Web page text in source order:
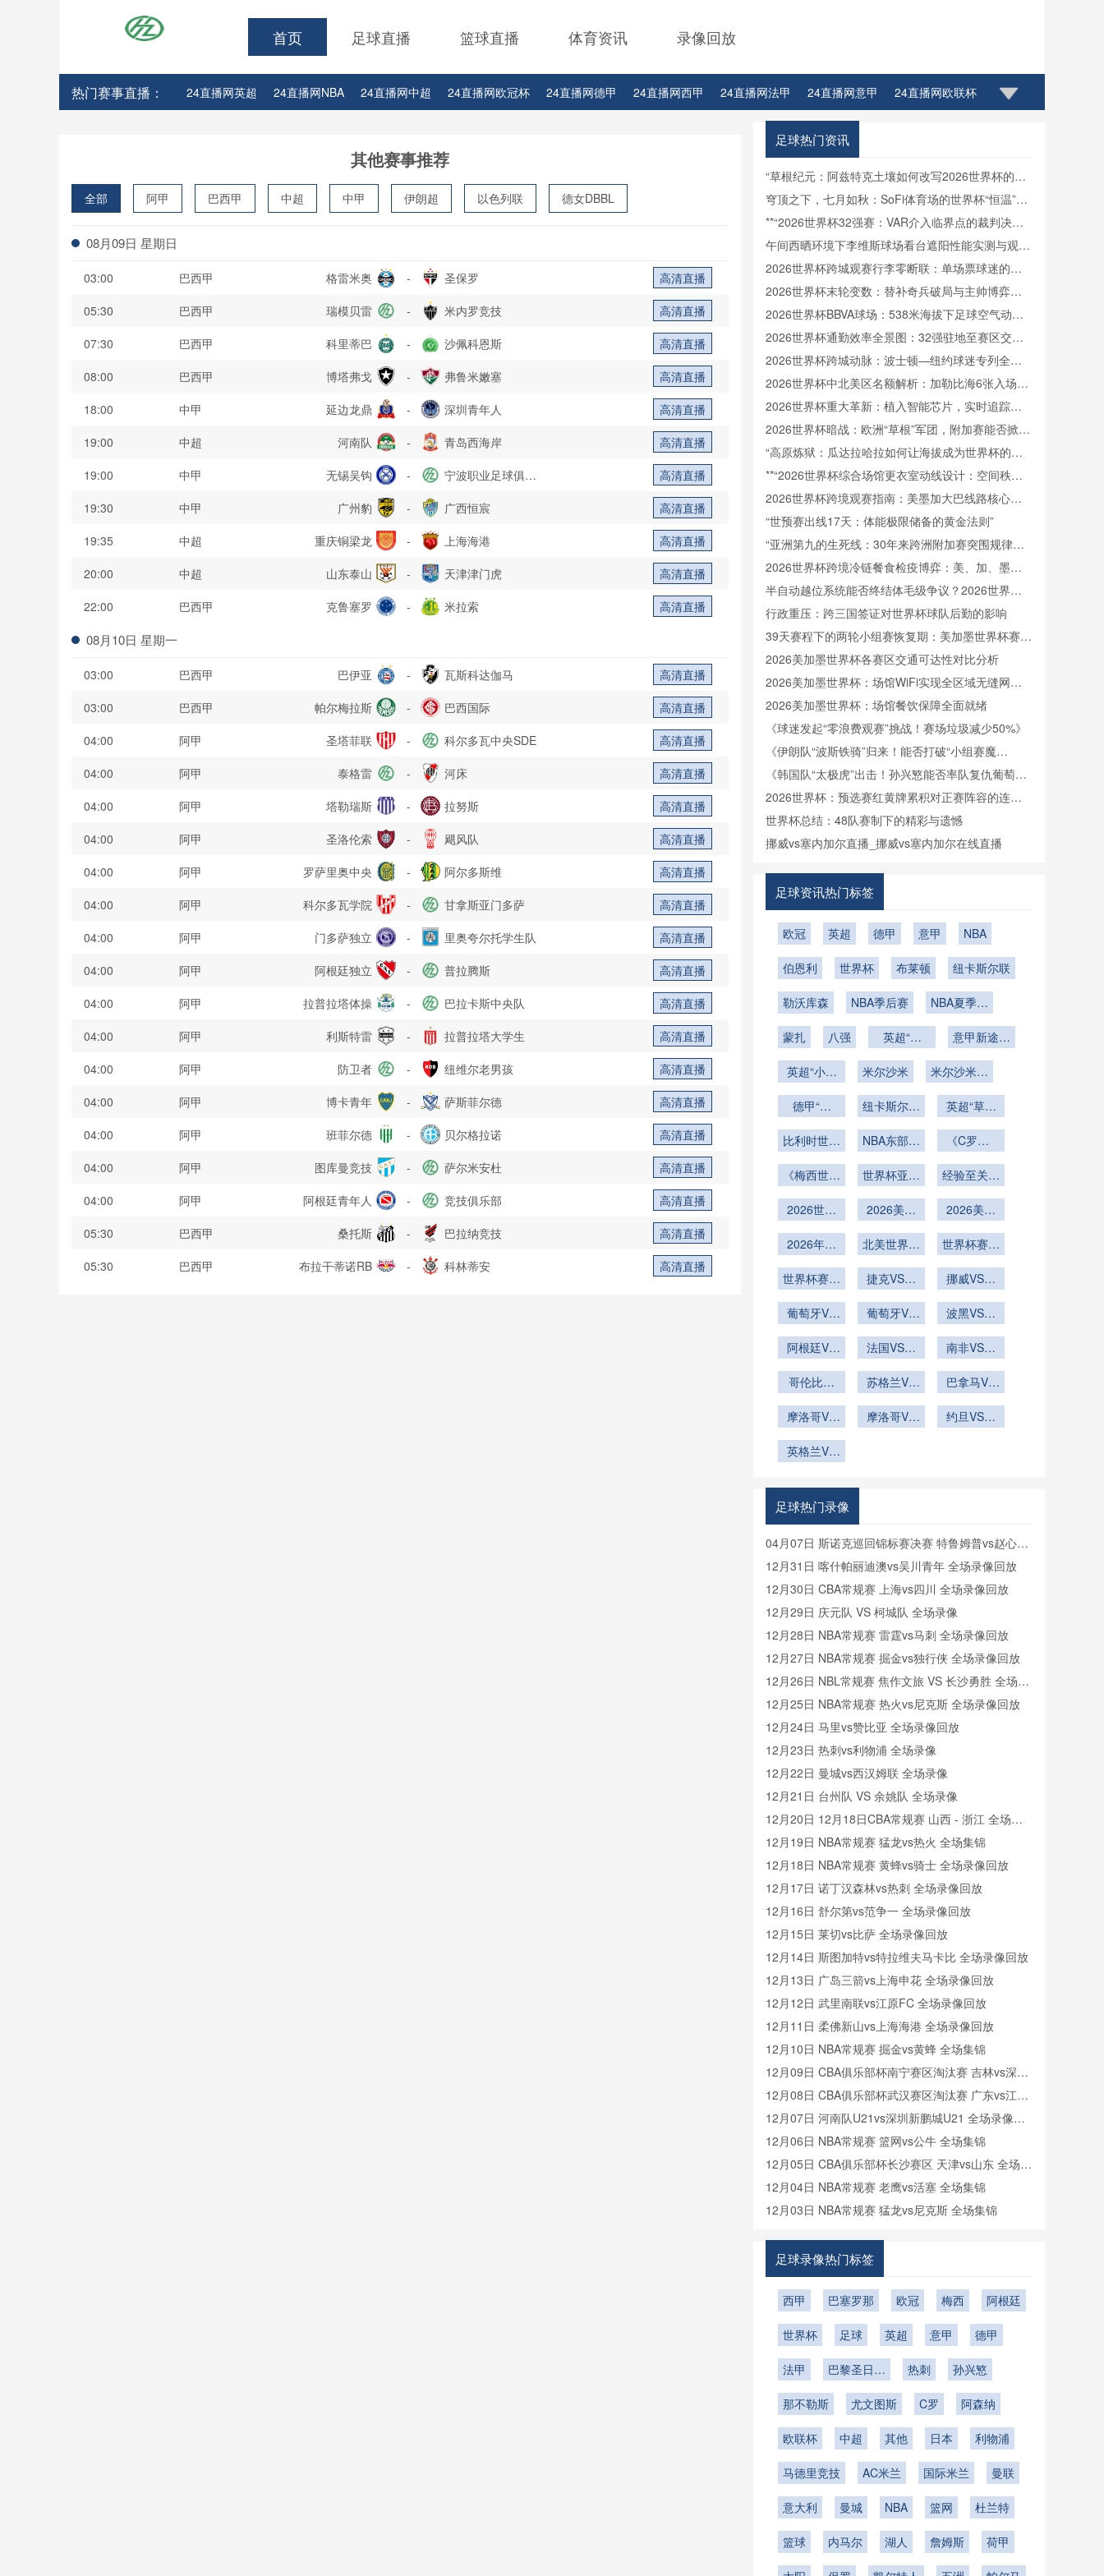
首页 足球直播 篮球直播 体育资讯 录像回放
热门赛事直播： 24直播网英超 24直播网NBA 24直播网中超 24直播网欧冠杯 24直播网德甲 24直播网西甲 24直播网法甲 24直播网意甲 24直播网欧联杯
其他赛事推荐
全部 阿甲 巴西甲 中超 中甲 伊朗超 以色列联 德女DBBL
波黑联
08月09日 星期日
03:00 巴西甲 格雷米奥 - 圣保罗
高清直播
05:30
巴西甲 瑞模贝雷 - 米内罗竞技
高清直播
07:30
巴西甲 科里蒂巴 - 沙佩科恩斯
高清直播
08:00
巴西甲 博塔弗戈 - 弗鲁米嫩塞
高清直播
18:00
中甲 延边龙鼎 - 深圳青年人
高清直播
19:00
中超 河南队 - 青岛西海岸
高清直播
19:00
中甲 无锡吴钩 -
宁波职业足球俱乐
部
高清直播
19:30
中甲 广州豹 - 广西恒宸
高清直播
19:35
中超 重庆铜梁龙 - 上海海港
高清直播
20:00
中超 山东泰山 - 天津津门虎
高清直播
22:00
巴西甲 克鲁塞罗 - 米拉索 高清直播
08月10日 星期一
03:00 巴西甲 巴伊亚 - 瓦斯科达伽马
高清直播
03:00
巴西甲 帕尔梅拉斯 - 巴西国际
高清直播
04:00
阿甲 圣塔菲联 - 科尔多瓦中央SDE
高清直播
04:00
阿甲 泰格雷 - 河床
高清直播
04:00
阿甲 塔勒瑞斯 - 拉努斯
高清直播
04:00
阿甲 圣洛伦索 - 飓风队
高清直播
04:00
阿甲 罗萨里奥中央 - 阿尔多斯维
高清直播
04:00
阿甲 科尔多瓦学院 - 甘拿斯亚门多萨
高清直播
04:00
阿甲 门多萨独立 - 里奥夸尔托学生队
高清直播
04:00
阿甲 阿根廷独立 - 普拉腾斯
高清直播
04:00
阿甲 拉普拉塔体操 - 巴拉卡斯中央队
高清直播
04:00
阿甲 利斯特雷 - 拉普拉塔大学生
高清直播
04:00
阿甲 防卫者 - 纽维尔老男孩
高清直播
04:00
阿甲 博卡青年 - 萨斯菲尔德
高清直播
04:00
阿甲 班菲尔德 - 贝尔格拉诺
高清直播
04:00
阿甲 图库曼竞技 - 萨尔米安杜
高清直播
04:00
阿甲 阿根廷青年人 - 竞技俱乐部
高清直播
05:30
巴西甲 桑托斯 - 巴拉纳竞技
高清直播
05:30
巴西甲 布拉干蒂诺RB - 科林蒂安 高清直播
足球热门资讯
“草根纪元：阿兹特克土壤如何改写2026世界杯的生
态密码”
穹顶之下，七月如秋：SoFi体育场的世界杯“恒温”方
案
**“2026世界杯32强赛：VAR介入临界点的裁判决策
博弈与制度优化路径”**
午间西晒环境下李维斯球场看台遮阳性能实测与观赛
热舒适影响分析
2026世界杯跨城观赛行李零断联：单场票球迷的极
速轻装中转方案
2026世界杯末轮变数：替补奇兵破局与主帅博弈的
战术罗生门
2026世界杯BBVA球场：538米海拔下足球空气动力
学与飞行轨迹的微扰动解析
2026世界杯通勤效率全景图：32强驻地至赛区交通
时长横向对比
2026世界杯跨城动脉：波士顿—纽约球迷专列全程
接驳体系深度拆解
2026世界杯中北美区名额解析：加勒比海6张入场券
将如何分配
2026世界杯重大革新：植入智能芯片，实时追踪射
门速度
2026世界杯暗战：欧洲“草根”军团，附加赛能否掀起
腥风血雨？
“高原炼狱：瓜达拉哈拉如何让海拔成为世界杯的隐
形裁判”
**“2026世界杯综合场馆更衣室动线设计：空间秩序
重塑与运行效能提升策略”**
2026世界杯跨境观赛指南：美墨加大巴线路核心要
点解析
“世预赛出线17天：体能极限储备的黄金法则”
“亚洲第九的生死线：30年来跨洲附加赛突围规律与
北美世界杯前景”
2026世界杯跨境冷链餐食检疫博弈：美、加、墨三
国标准体系角力
半自动越位系统能否终结体毛级争议？2026世界杯
技术前瞻
行政重压：跨三国签证对世界杯球队后勤的影响
39天赛程下的两轮小组赛恢复期：美加墨世界杯赛程
节奏的深度剖析
2026美加墨世界杯各赛区交通可达性对比分析
2026美加墨世界杯：场馆WiFi实现全区域无缝网络
覆盖
2026美加墨世界杯：场馆餐饮保障全面就绪
《球迷发起“零浪费观赛”挑战！赛场垃圾减少50%》
《伊朗队“波斯铁骑”归来！能否打破“小组赛魔
咒”？》
《韩国队“太极虎”出击！孙兴慜能否率队复仇葡萄
牙？》
2026世界杯：预选赛红黄牌累积对正赛阵容的连锁
影响深度解析
世界杯总结：48队赛制下的精彩与遗憾
挪威vs塞内加尔直播_挪威vs塞内加尔在线直播
足球资讯热门标签
欧冠 英超 德甲 意甲 NBA
伯恩利 世界杯 布莱顿 纽卡斯尔联
勒沃库森 NBA季后赛
NBA夏季联
蒙扎
八强
英超“海
翱翔曲
意甲新途上
英超“小海
大风浪
米尔沙米
米尔沙米的
德甲“黑
狂飙
纽卡斯尔联
英超“草根
逐光之旅
比利时世界
预测
NBA东部季
《C罗第6
杯！41
否刷新多项
录？》
《梅西世界
舞！39
否以冠军完
世界杯亚洲
定
经验至关重
2026世界
破门会否展
2026美加
馆VAR设备
2026美加
馆球网更换
款
2026年世
淘汰赛对阵
组第三分布
北美世界杯
术与球场广
迟测试
世界杯赛后
抓羊
世界杯赛后
抓兔
捷克VS墨
VS墨西哥
挪威VS塞
VS塞内加
葡萄牙VS
坦直播葡萄
别克斯坦在
葡萄牙VS
坦葡萄牙
克斯坦直播
波黑VS卡
黑VS卡塔
阿根廷VS
廷VS奥地
法国VS伊
国VS伊拉
南非VS韩
VS韩国在
哥伦比亚
播哥伦比亚
线直播
苏格兰VS
格兰VS巴
巴拿马VS
播巴拿马
摩洛哥VS
洛哥VS海
摩洛哥VS
约旦VS阿
英格兰VS
格兰VS加
纳在线直播
足球热门录像
04月07日 斯诺克巡回锦标赛决赛 特鲁姆普vs赵心童
全场录像回放
12月31日 喀什帕丽迪澳vs吴川青年 全场录像回放
12月30日 CBA常规赛 上海vs四川 全场录像回放
12月29日 庆元队 VS 柯城队 全场录像
12月28日 NBA常规赛 雷霆vs马刺 全场录像回放
12月27日 NBA常规赛 掘金vs独行侠 全场录像回放
12月26日 NBL常规赛 焦作文旅 VS 长沙勇胜 全场录
像
12月25日 NBA常规赛 热火vs尼克斯 全场录像回放
12月24日 马里vs赞比亚 全场录像回放
12月23日 热刺vs利物浦 全场录像
12月22日 曼城vs西汉姆联 全场录像
12月21日 台州队 VS 余姚队 全场录像
12月20日 12月18日CBA常规赛 山西 - 浙江 全场录
像
12月19日 NBA常规赛 猛龙vs热火 全场集锦
12月18日 NBA常规赛 黄蜂vs骑士 全场录像回放
12月17日 诺丁汉森林vs热刺 全场录像回放
12月16日 舒尔第vs范争一 全场录像回放
12月15日 莱切vs比萨 全场录像回放
12月14日 斯图加特vs特拉维夫马卡比 全场录像回放
12月13日 广岛三箭vs上海申花 全场录像回放
12月12日 武里南联vs江原FC 全场录像回放
12月11日 柔佛新山vs上海海港 全场录像回放
12月10日 NBA常规赛 掘金vs黄蜂 全场集锦
12月09日 CBA俱乐部杯南宁赛区淘汰赛 吉林vs深圳
全场录像回放
12月08日 CBA俱乐部杯武汉赛区淘汰赛 广东vs江苏
全场录像回放
12月07日 河南队U21vs深圳新鹏城U21 全场录像回
放
12月06日 NBA常规赛 篮网vs公牛 全场集锦
12月05日 CBA俱乐部杯长沙赛区 天津vs山东 全场录
像回放
12月04日 NBA常规赛 老鹰vs活塞 全场集锦
12月03日 NBA常规赛 猛龙vs尼克斯 全场集锦
足球录像热门标签
西甲 巴塞罗那 欧冠 梅西 阿根廷
世界杯 足球 英超 意甲 德甲
法甲
巴黎圣日耳
热刺 孙兴慜
那不勒斯 尤文图斯 C罗 阿森纳
欧联杯 中超 其他 日本 利物浦
马德里竞技 AC米兰 国际米兰 曼联
意大利 曼城 NBA 篮网 杜兰特
篮球 内马尔 湖人 詹姆斯 荷甲